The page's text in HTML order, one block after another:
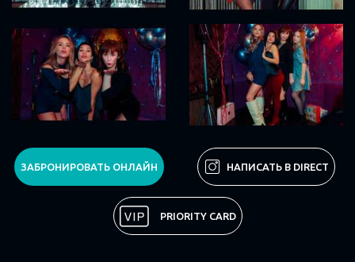
ЗАБРОНИРОВАТЬ ОНЛАЙН НАПИСАТЬ В DIRECT
PRIORITY CARD